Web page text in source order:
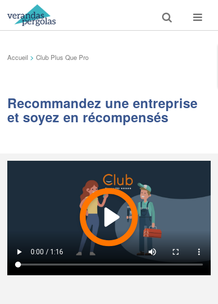
Toggle
search
Toggle
Accueil > Club Plus Que Pro
Recommandez une entreprise
et soyez en récompensés